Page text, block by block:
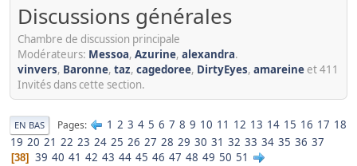
Discussions générales
Chambre de discussion principale
Modérateurs: Messoa, Azurine, alexandra.
vinvers, Baronne, taz, cagedoree, DirtyEyes, amareine et 411
Invités dans cette section.
EN BAS Pages 1 2 3 4 5 6 7 8 9 10 11 12 13 14 15 16 17 18
19 20 21 22 23 24 25 26 27 28 29 30 31 32 33 34 35 36 37
38 39 40 41 42 43 44 45 46 47 48 49 50 51